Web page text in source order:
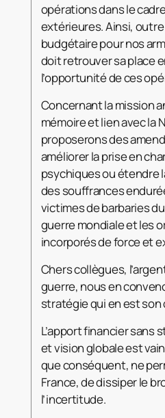
opérations dans le
extérieures. Ainsi,
budgétaire pour nos
doit retrouver sa place
l’opportunité de ces
Concernant la mission
mémoire et lien avec la
proposerons des
améliorer la prise en
psychiques ou étendre
des souffrances
victimes de barbaries
guerre mondiale et les
incorporés de force et
Chers collègues,
guerre, nous en
stratégie qui en est
L’apport financier sans
et vision globale est
que conséquent, ne
France, de dissiper le
l’incertitude.